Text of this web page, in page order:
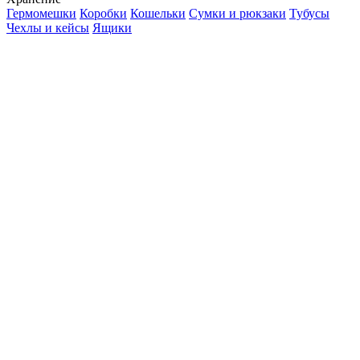
Гермомешки Коробки Кошельки Сумки и рюкзаки Тубусы
Чехлы и кейсы Ящики